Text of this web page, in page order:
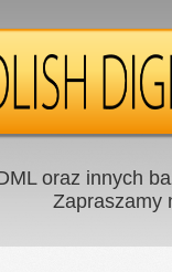
oraz innych
Zapraszamy